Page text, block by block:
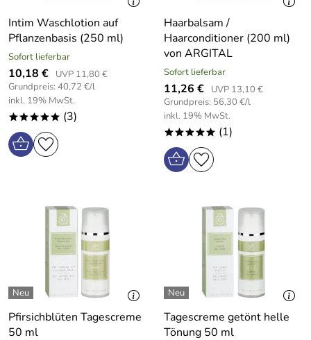
Intim Waschlotion auf
Pflanzenbasis (250 ml)
Sofort lieferbar
10,18 €
UVP 11,80 €
Grundpreis: 40,72 €/l
inkl. 19% MwSt.
***** (3)
Haarbalsam /
Haarconditioner (200 ml)
von ARGITAL
Sofort lieferbar
11,26 €
UVP 13,10 €
Grundpreis: 56,30 €/l
inkl. 19% MwSt.
***** (1)
Pfirsichblüten Tagescreme
50 ml
Tagescreme getönt helle
Tönung 50 ml